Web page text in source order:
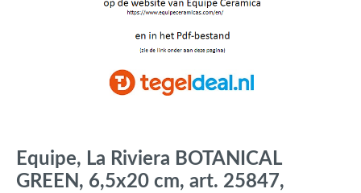
Equipe, La Riviera BOTANICAL
GREEN, 6,5x20 cm, art. 25847,